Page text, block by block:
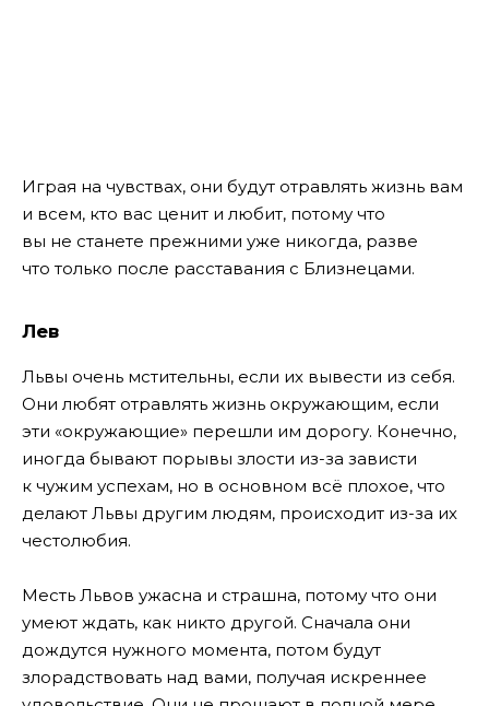
Играя на чувствах, они будут отравлять жизнь вам
и всем, кто вас ценит и любит, потому что
вы не станете прежними уже никогда, разве
что только после расставания с Близнецами.
Лев
Львы очень мстительны, если их вывести из себя.
Они любят отравлять жизнь окружающим, если
эти «окружающие» перешли им дорогу. Конечно,
иногда бывают порывы злости из-за зависти
к чужим успехам, но в основном всё плохое, что
делают Львы другим людям, происходит из-за их
честолюбия.
Месть Львов ужасна и страшна, потому что они
умеют ждать, как никто другой. Сначала они
дождутся нужного момента, потом будут
злорадствовать над вами, получая искреннее